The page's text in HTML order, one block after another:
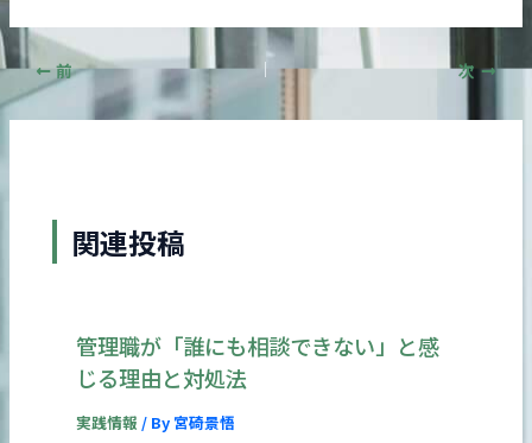
前 次
関連投稿
管理職が「誰にも相談できない」と感
じる理由と対処法
実践情報 / By 宮碕景悟